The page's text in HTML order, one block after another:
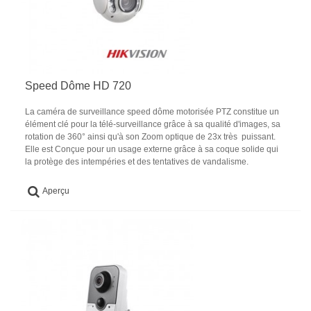
Speed Dôme HD 720
La caméra de surveillance speed dôme motorisée PTZ constitue un
élément clé pour la télé-surveillance grâce à sa qualité d'images, sa
rotation de 360° ainsi qu'à son Zoom optique de 23x très puissant.
Elle est Conçue pour un usage externe grâce à sa coque solide qui
la protège des intempéries et des tentatives de vandalisme.
Aperçu